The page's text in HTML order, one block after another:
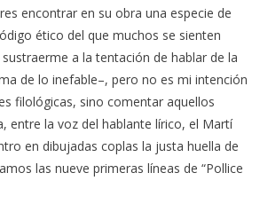
encontrar en su obra una especie de
ético del que muchos se sienten
a la tentación de hablar de la
de lo inefable–, pero no es mi intención
filológicas, sino comentar aquellos
entre la voz del hablante lírico, el Martí
en dibujadas coplas la justa huella de
las nueve primeras líneas de “Pollice